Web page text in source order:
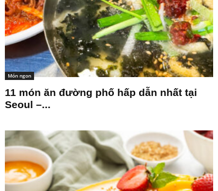
Món ngon
11 món ăn đường phố hấp dẫn nhất tại
Seoul –...